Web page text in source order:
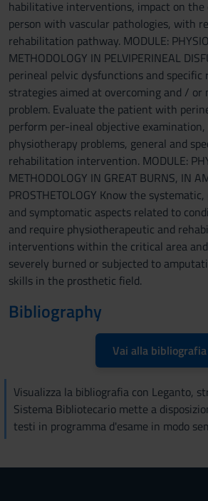
habilitative interventions, impact on
person with vascular pathologies, with
rehabilitation pathway. MODULE:
METHODOLOGY IN PELVIPERINEAL
perineal pelvic dysfunctions and
strategies aimed at overcoming and /
problem. Evaluate the patient with
perform per-ineal objective
physiotherapy problems, general and
rehabilitation intervention. MODULE:
METHODOLOGY IN GREAT BURNS, IN
PROSTHETOLOGY Know the
and symptomatic aspects related to
and require physiotherapeutic and
interventions within the critical area
severely burned or subjected to
skills in the prosthetic field.
Bibliography
Vai alla bibliografia
Visualizza la bibliografia con Leganto,
Sistema Bibliotecario mette a
testi in programma d'esame in modo